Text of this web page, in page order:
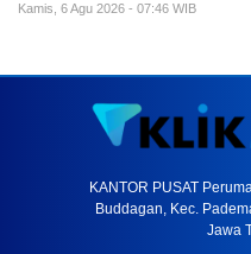
Kamis, 6 Agu 2026 - 07:46 WIB
KANTOR PUSAT
Buddagan, Kec.
Jawa